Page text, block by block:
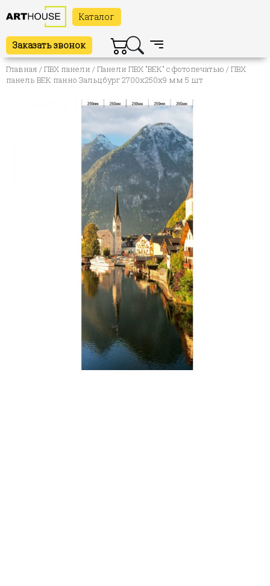
Каталог
Заказать звонок
Главная /ПВХ панели /Панели ПВХ "ВЕК" с фотопечатью / ПВХ
панель ВЕК панно Зальцбург 2700х250х9 мм 5 шт